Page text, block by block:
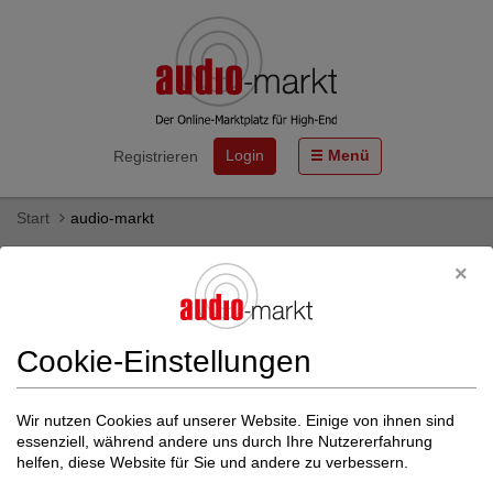
Registrieren Login Menü
Start audio-markt
Vollverstärkung mit Extras von Atoll
Electronique - gebraucht & neu kaufen
Hier finden Sie Vollverstärkung mit Extras des HiFi-Herstellers
Atoll Electronique als Neu- und Gebrauchtgeräte zum Kauf.
Weitere Filter einblenden
Cookie-Einstellungen
Wir nutzen Cookies auf unserer Website. Einige von ihnen sind
essenziell, während andere uns durch Ihre Nutzererfahrung
helfen, diese Website für Sie und andere zu verbessern.